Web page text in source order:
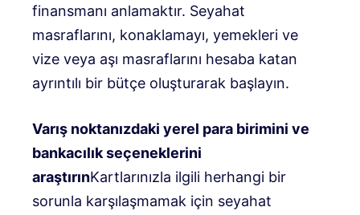
finansmanı anlamaktır. Seyahat
masraflarını, konaklamayı, yemekleri ve
vize veya aşı masraflarını hesaba katan
ayrıntılı bir bütçe oluşturarak başlayın.
Varış noktanızdaki yerel para birimini ve
bankacılık seçeneklerini
araştırınKartlarınızla ilgili herhangi bir
sorunla karşılaşmamak için seyahat